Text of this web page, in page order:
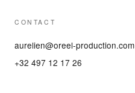
CONTACT
aurelien@oreel-production.com
+32 497 12 17 26